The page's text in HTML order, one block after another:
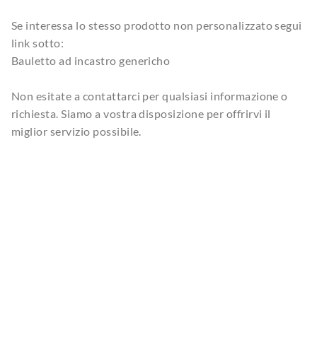
Se interessa lo stesso prodotto non personalizzato segui
link sotto:
Bauletto ad incastro genericho
Non esitate a contattarci per qualsiasi informazione o
richiesta. Siamo a vostra disposizione per offrirvi il
miglior servizio possibile.